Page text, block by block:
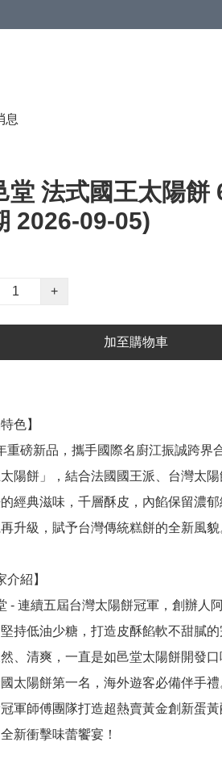
息
堂 法式國王太陽餅
2026-09-05)
+
加至購物車
色】
陽餅」，結合法國國王派、台灣太
經典滋味，千層酥皮，內餡保留濃
升級，賦予台灣傳統糕餅的全新風貌
持低油少糖，打造皮酥餡軟不甜膩
、清爽，一直是如邑堂太陽餅開發
太陽餅第一名，海外遊客必備伴手
軍師傅團隊打造超熱賣黃金創新蛋
新衝擊味蕾饗宴！